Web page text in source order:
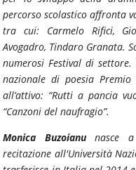
percorso scolastico affronta
tra cui: Carmelo Rifici,
Avogadro, Tindaro Granata.
numerosi Festival di
nazionale di poesia
all’attivo: “Rutti a pancia
“Canzoni del naufragio”.
Monica Buzoianunasce a
recitazione all'Università